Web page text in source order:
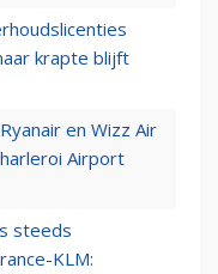
krapte blijft
en Wizz Air
Airport
steeds
KLM: